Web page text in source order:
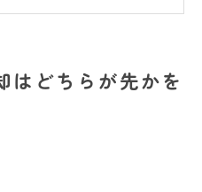
却で押さえるべき注意点
はどちらが先かを